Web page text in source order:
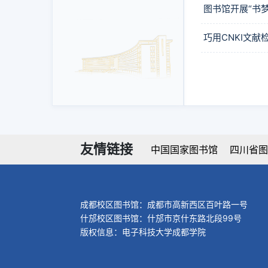
图书馆开展“书
巧用CNKI文献
友情链接 中国国家图书馆 四川省
成都校区图书馆：成都市高新西区百叶路一号
什邡校区图书馆：什邡市京什东路北段99号
版权信息：电子科技大学成都学院